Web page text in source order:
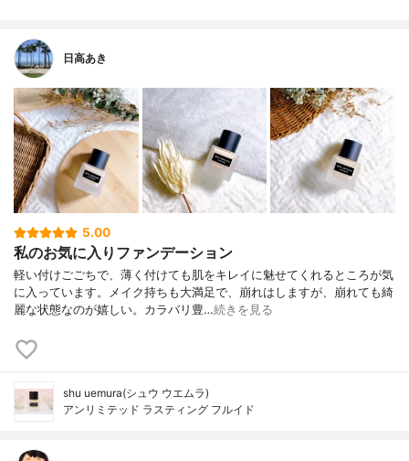
日高あき
5.00
私のお気に入りファンデーション
軽い付けごごちで、薄く付けても肌をキレイに魅せてくれるところが気
に入っています。メイク持ちも大満足で、崩れはしますが、崩れても綺
麗な状態なのが嬉しい。カラバリ豊…続きを見る
shu uemura(シュウ ウエムラ)
アンリミテッド ラスティング フルイド